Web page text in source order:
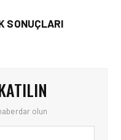
SONUÇLARI
olun